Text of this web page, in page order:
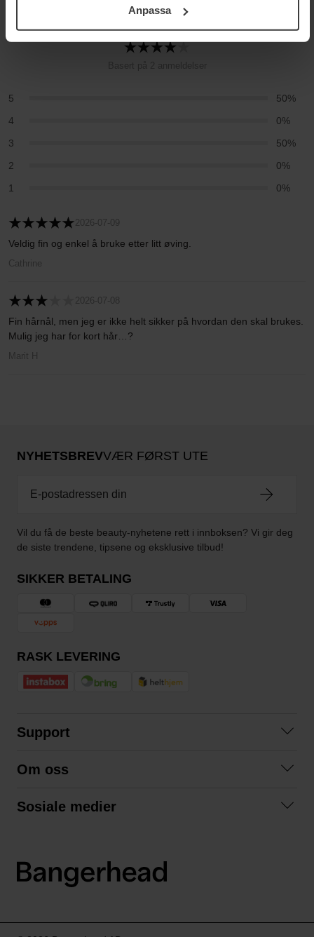
Anpassa
4
5
50%
4
0%
3
50%
2
0%
1
0%
2026-07-09
Veldig fin og enkel å bruke etter litt øving.
Cathrine
2026-07-08
Fin hårnål, men jeg er ikke helt sikker på hvordan den skal brukes.
Mulig jeg har for kort hår…?
Marit H
NYHETSBREVVÆR FØRST UTE
Vil du få de beste beauty-nyhetene rett i innboksen? Vi gir deg
de siste trendene, tipsene og eksklusive tilbud!
SIKKER BETALING
RASK LEVERING
Support
Kjøpsvilkår
Om oss
Sosiale medier
LinkedIn